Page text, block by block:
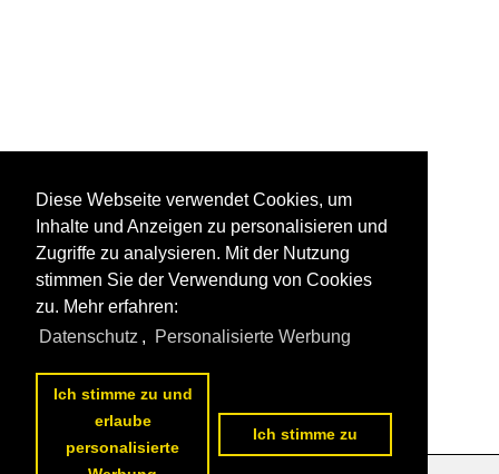
Diese Webseite verwendet Cookies, um
Inhalte und Anzeigen zu personalisieren und
Zugriffe zu analysieren. Mit der Nutzung
stimmen Sie der Verwendung von Cookies
zu. Mehr erfahren:
Datenschutz , Personalisierte Werbung
Ich stimme zu und
erlaube
personalisierte
Ich stimme zu